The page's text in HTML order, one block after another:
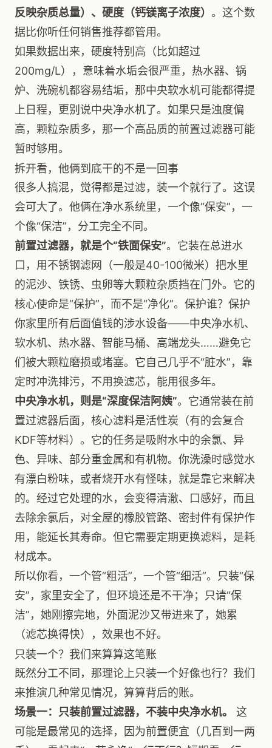
反映杂质总量）、硬度（钙镁离子浓度） 。这个数
据比你听任何销售推荐都管用。
如果数据出来，硬度特别高（比如超过
200mg/L），意味着水垢会很严重，热水器、锅
炉、洗碗机都容易结垢，那中央软水机可能都得提
上日程，更别说中央净水机了。如果只是浊度偏
高，颗粒杂质多，那一个高品质的前置过滤器可能
暂时够用。
拆开看，他俩到底干的不是一回事
很多人搞混，觉得都是过滤，装一个就行了。这误
会可大了。他俩在净水系统里，一个像“保安”，一
个像“保洁”，分工完全不同。
前置过滤器，就是个“铁面保安”。它装在总进水
口，用不锈钢滤网（一般是40-100微米）把水里
的泥沙、铁锈、虫卵等大颗粒杂质挡在门外。它的
核心使命是“保护”，而不是“净化”。保护谁？保护
你家里所有后面值钱的涉水设备——中央净水机、
软水机、热水器、智能马桶、高端龙头……避免它
们被大颗粒磨损或堵塞。它自己几乎不“脏水”，靠
定时冲洗排污，不用换滤芯，能用很多年。
中央净水机，则是“深度保洁阿姨”。它通常装在前
置过滤器后面，核心滤料是活性炭（有的会复合
KDF等材料）。它的任务是吸附水中的余氯、异
色、异味、部分重金属和有机物。你洗澡时感觉水
有漂白粉味，或者烧开水有怪味，就是靠它来解决
的。经过它处理的水，会变得清澈、口感好，而且
去除余氯后，对全屋的橡胶管路、密封件有保护作
用，能延长其寿命。但它需要定期更换滤料，是耗
材成本。
所以你看，一个管“粗活”，一个管“细活”。只装“保
安”，家里安全了，但环境还是不干净；只请“保
洁”，她刚擦完地，外面泥沙又带进来了，她累
（滤芯换得快），效果也不好。
只装一个？我们来算算这笔账
既然分工不同，那理论上只装一个好像也行？我们
来推演几种常见情况，算算背后的账。
场景一：只装前置过滤器，不装中央净水机。
这
可能是最常见的选择，因为前置便宜（几百到一两